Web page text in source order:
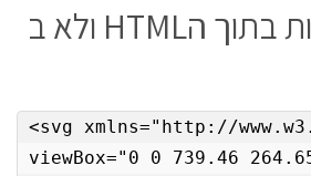
SVG חייב להיות בתוך הHTML ולא ב
<svg xmlns="http://
viewBox="0 0 739.46